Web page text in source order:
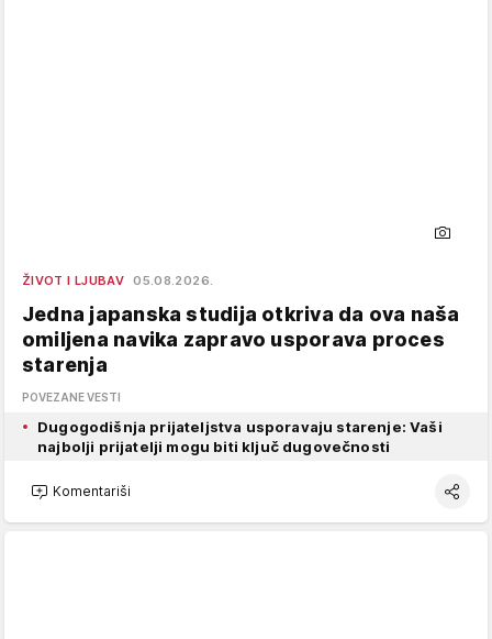
ŽIVOT I LJUBAV 05.08.2026.
Jedna japanska studija otkriva da ova naša
omiljena navika zapravo usporava proces
starenja
POVEZANE VESTI
Dugogodišnja prijateljstva usporavaju starenje: Vaši
najbolji prijatelji mogu biti ključ dugovečnosti
Komentariši